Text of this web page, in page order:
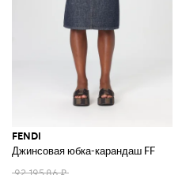
FENDI
Джинсовая юбка-карандаш FF